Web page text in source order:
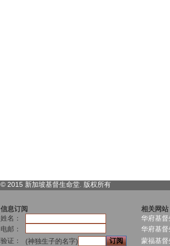
© 2015 新加坡基督生命堂. 版权所有
信息订阅 相关网站
姓名：
华府基督
电邮：
华府基
验证：
(神独生子的名字) 蒙福基督